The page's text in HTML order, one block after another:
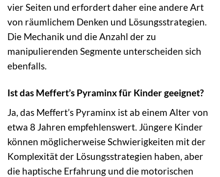
vier Seiten und erfordert daher eine andere Art
von räumlichem Denken und Lösungsstrategien.
Die Mechanik und die Anzahl der zu
manipulierenden Segmente unterscheiden sich
ebenfalls.
Ist das Meffert’s Pyraminx für Kinder geeignet?
Ja, das Meffert’s Pyraminx ist ab einem Alter von
etwa 8 Jahren empfehlenswert. Jüngere Kinder
können möglicherweise Schwierigkeiten mit der
Komplexität der Lösungsstrategien haben, aber
die haptische Erfahrung und die motorischen